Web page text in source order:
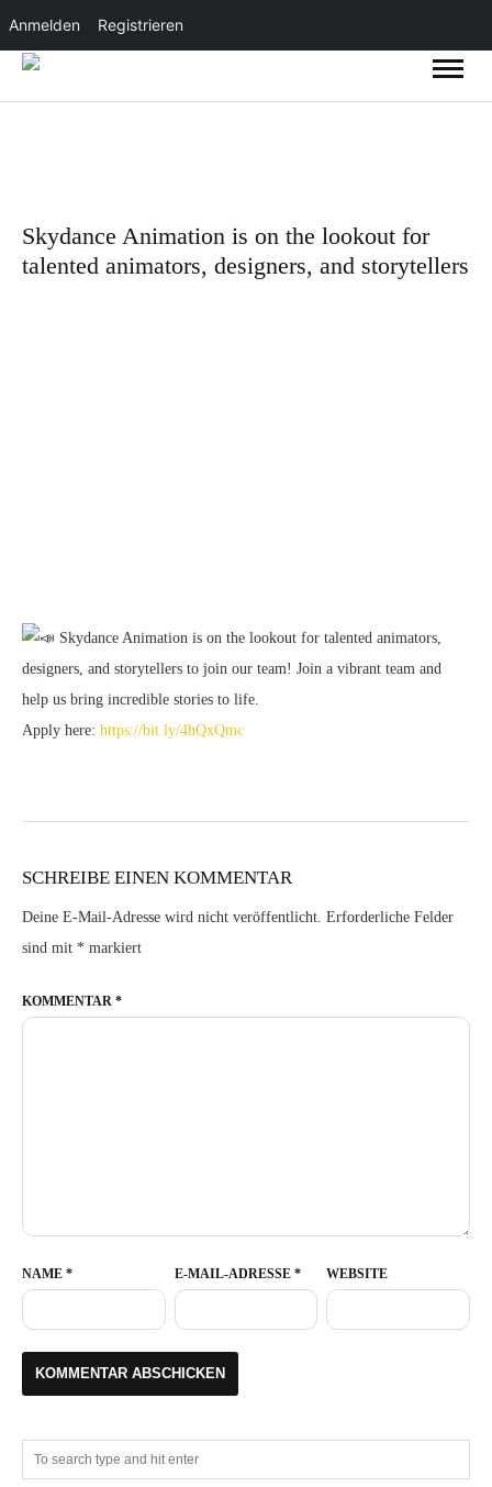
Anmelden Registrieren
Skydance Animation is on the lookout for
talented animators, designers, and storytellers
Skydance Animation is on the lookout for talented animators,
designers, and storytellers to join our team! Join a vibrant team and
help us bring incredible stories to life.
Apply here: https://bit.ly/4hQxQmc
SCHREIBE EINEN KOMMENTAR
Deine E-Mail-Adresse wird nicht veröffentlicht. Erforderliche Felder
sind mit * markiert
KOMMENTAR *
NAME * E-MAIL-ADRESSE * WEBSITE